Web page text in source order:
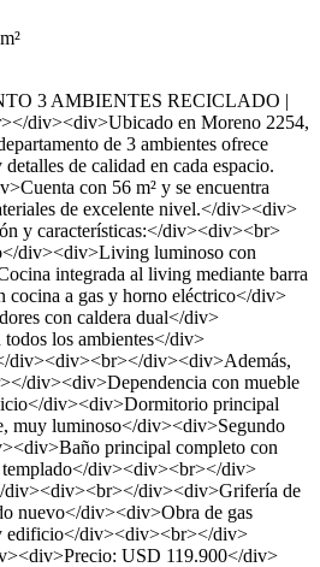
3 AMBIENTES RECICLADO |
div><div>Ubicado en Moreno 2254,
de 3 ambientes ofrece
de calidad en cada espacio.
con 56 m² y se encuentra
de excelente nivel.</div><div>
y características:</div><div><br>
div><div>Living luminoso con
integrada al living mediante barra
cocina a gas y horno eléctrico</div>
con caldera dual</div>
los ambientes</div>
div><div><br></div><div>Además,
div><div>Dependencia con mueble
div><div>Dormitorio principal
muy luminoso</div><div>Segundo
principal completo con
div><div><br></div>
div><div><br></div><div>Grifería de
nuevo</div><div>Obra de gas
edificio</div><div><br></div>
USD 119.900</div>